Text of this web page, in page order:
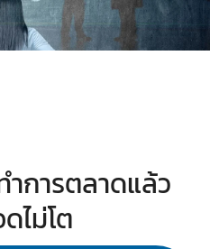
การตลาดแล้ว
ไม่โต